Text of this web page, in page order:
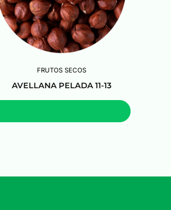
FRUTOS SECOS
AVELLANA PELADA 11-13